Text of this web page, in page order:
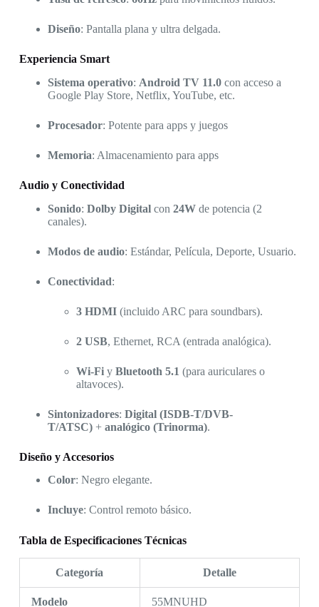
Diseño: Pantalla plana y ultra delgada.
Experiencia Smart
Sistema operativo: Android TV 11.0con acceso a
Google Play Store, Netflix, YouTube, etc.
Procesador: Potente para apps y juegos
Memoria: Almacenamiento para apps
Audio y Conectividad
Sonido: Dolby Digitalcon 24Wde potencia (2
canales).
Modos de audio: Estándar, Película, Deporte, Usuario.
Conectividad:
3 HDMI(incluido ARC para soundbars).
2 USB, Ethernet, RCA (entrada analógica).
Wi-Fiy Bluetooth 5.1 (para auriculares o
altavoces).
Sintonizadores: Digital (ISDB-T/DVB-
T/ATSC)+ analógico (Trinorma).
Diseño y Accesorios
Color: Negro elegante.
Incluye: Control remoto básico.
Tabla de Especificaciones Técnicas
Categoría Detalle
Modelo 55MNUHD